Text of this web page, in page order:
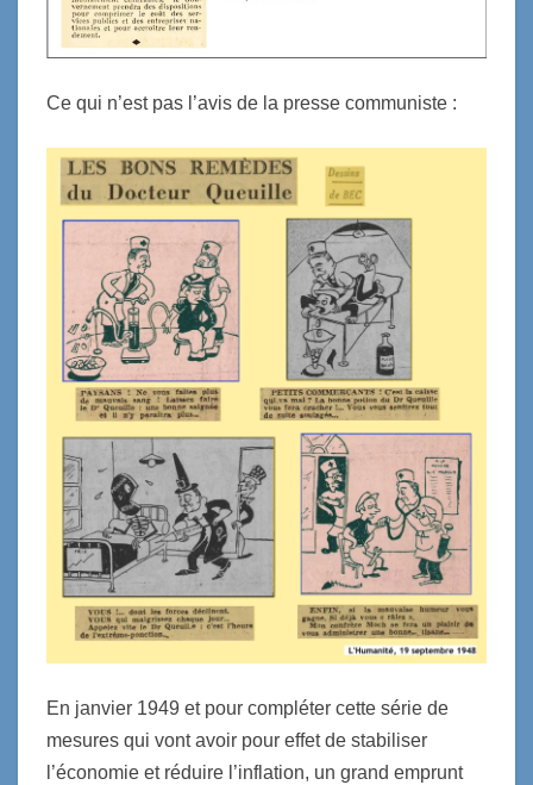
Ce qui n’est pas l’avis de la presse communiste :
En janvier 1949 et pour compléter cette série de
mesures qui vont avoir pour effet de stabiliser
l’économie et réduire l’inflation, un grand emprunt